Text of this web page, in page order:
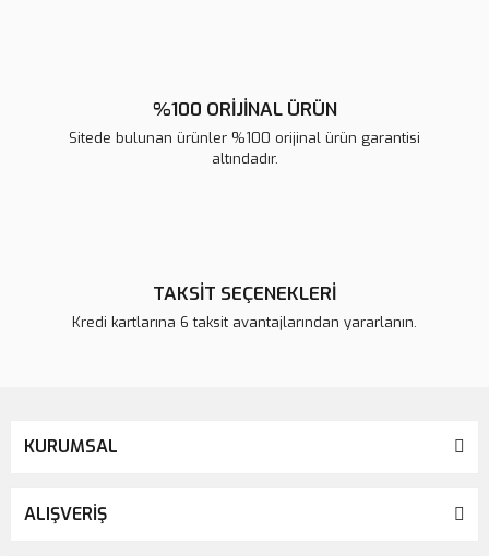
%100 ORİJİNAL ÜRÜN
Sitede bulunan ürünler %100 orijinal ürün garantisi
altındadır.
TAKSİT SEÇENEKLERİ
Kredi kartlarına 6 taksit avantajlarından yararlanın.
KURUMSAL
ALIŞVERİŞ